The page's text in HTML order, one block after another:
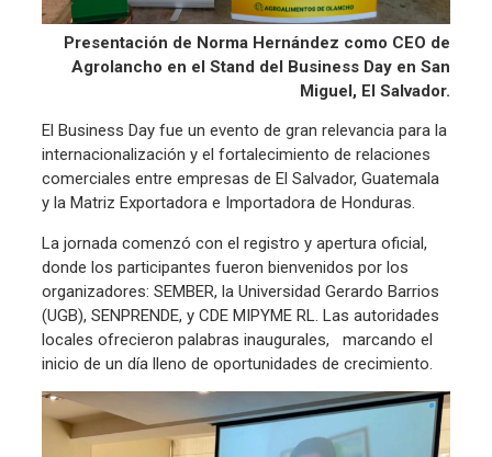
Presentación de Norma Hernández como CEO de
Agrolancho en el Stand del Business Day en San
Miguel, El Salvador.
El Business Day fue un evento de gran relevancia para la
internacionalización y el fortalecimiento de relaciones
comerciales entre empresas de El Salvador, Guatemala
y la Matriz Exportadora e Importadora de Honduras.
La jornada comenzó con el registro y apertura oficial,
donde los participantes fueron bienvenidos por los
organizadores: SEMBER, la Universidad Gerardo Barrios
(UGB), SENPRENDE, y CDE MIPYME RL. Las autoridades
locales ofrecieron palabras inaugurales, marcando el
inicio de un día lleno de oportunidades de crecimiento.